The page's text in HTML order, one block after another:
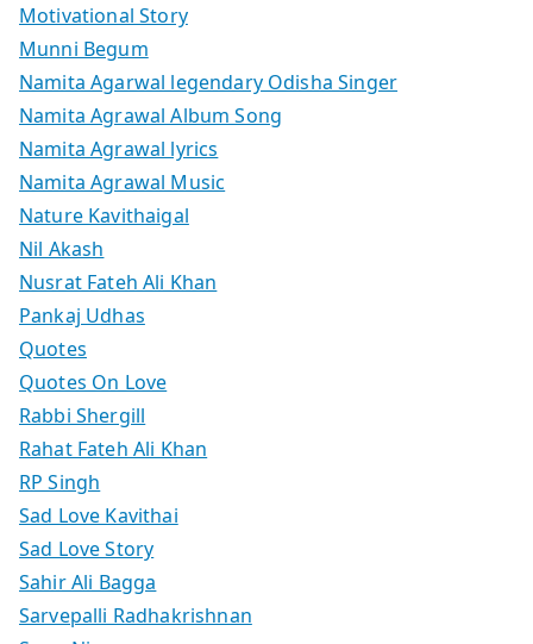
Motivational Story
Munni Begum
Namita Agarwal legendary Odisha Singer
Namita Agrawal Album Song
Namita Agrawal lyrics
Namita Agrawal Music
Nature Kavithaigal
Nil Akash
Nusrat Fateh Ali Khan
Pankaj Udhas
Quotes
Quotes On Love
Rabbi Shergill
Rahat Fateh Ali Khan
RP Singh
Sad Love Kavithai
Sad Love Story
Sahir Ali Bagga
Sarvepalli Radhakrishnan